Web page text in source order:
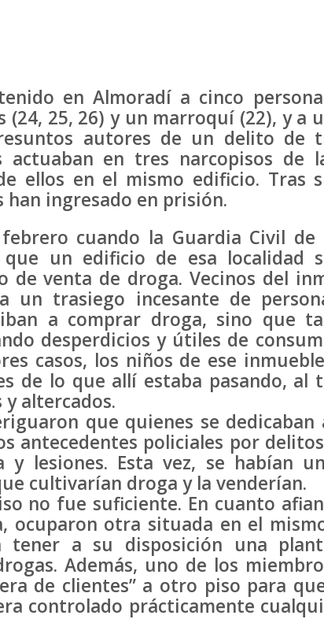
en Almoradí a cinco
(24, 25, 26) y un marroquí (22), y a
autores de un delito de
actuaban en tres narcopisos de
ellos en el mismo edificio. Tras
ingresado en prisión.
cuando la Guardia Civil de
un edificio de esa localidad
de venta de droga. Vecinos del
un trasiego incesante de
a comprar droga, sino que
desperdicios y útiles de
casos, los niños de ese
de lo que allí estaba pasando, al
y altercados.
que quienes se dedicaban
antecedentes policiales por
y lesiones. Esta vez, se habían
cultivarían droga y la venderían.
no fue suficiente. En cuanto
ocuparon otra situada en el
tener a su disposición una
Además, uno de los
de clientes” a otro piso para
controlado prácticamente